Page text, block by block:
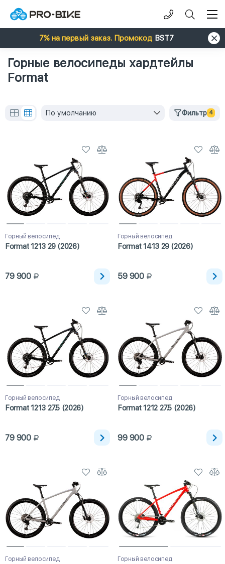
7% на первый заказ. Промокод BST7
Горные велосипеды хардтейлы
Format
По умолчанию Фильтр 4
Горный велосипед
Format 1213 29 (2026)
79 900
Горный велосипед
Format 1413 29 (2026)
59 900
Горный велосипед
Format 1213 27.5 (2026)
79 900
Горный велосипед
Format 1212 27.5 (2026)
99 900
Горный велосипед Горный велосипед